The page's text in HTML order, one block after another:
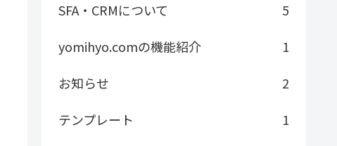
SFA・CRMについて
5
yomihyo.comの機能紹介
1
お知らせ
2
テンプレート
1